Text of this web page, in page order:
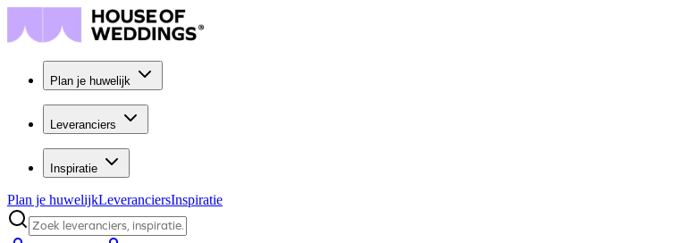
Plan je huwelijk
Leveranciers
Inspiratie
Plan je huwelijkLeveranciersInspiratie
Zoek leveranciers, inspiratie...